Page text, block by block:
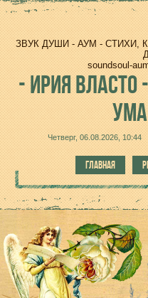
ЗВУК ДУШИ - АУМ - СТИХИ,
soundsoul-
-ИРИЯ ВЛАСТО
Четверг, 06.08.2026, 10:44
ГЛАВНАЯ